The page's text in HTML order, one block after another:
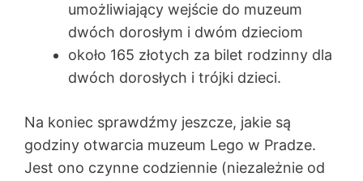
umożliwiający wejście do muzeum
dwóch dorosłym i dwóm dzieciom
około 165 złotych za bilet rodzinny dla
dwóch dorosłych i trójki dzieci.
Na koniec sprawdźmy jeszcze, jakie są
godziny otwarcia muzeum Lego w Pradze.
Jest ono czynne codziennie (niezależnie od